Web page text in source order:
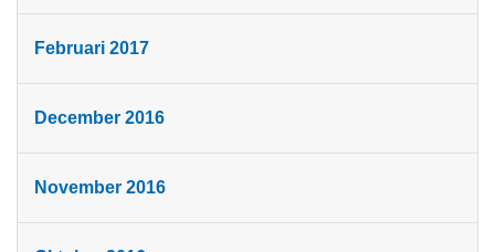
Februari 2017
December 2016
November 2016